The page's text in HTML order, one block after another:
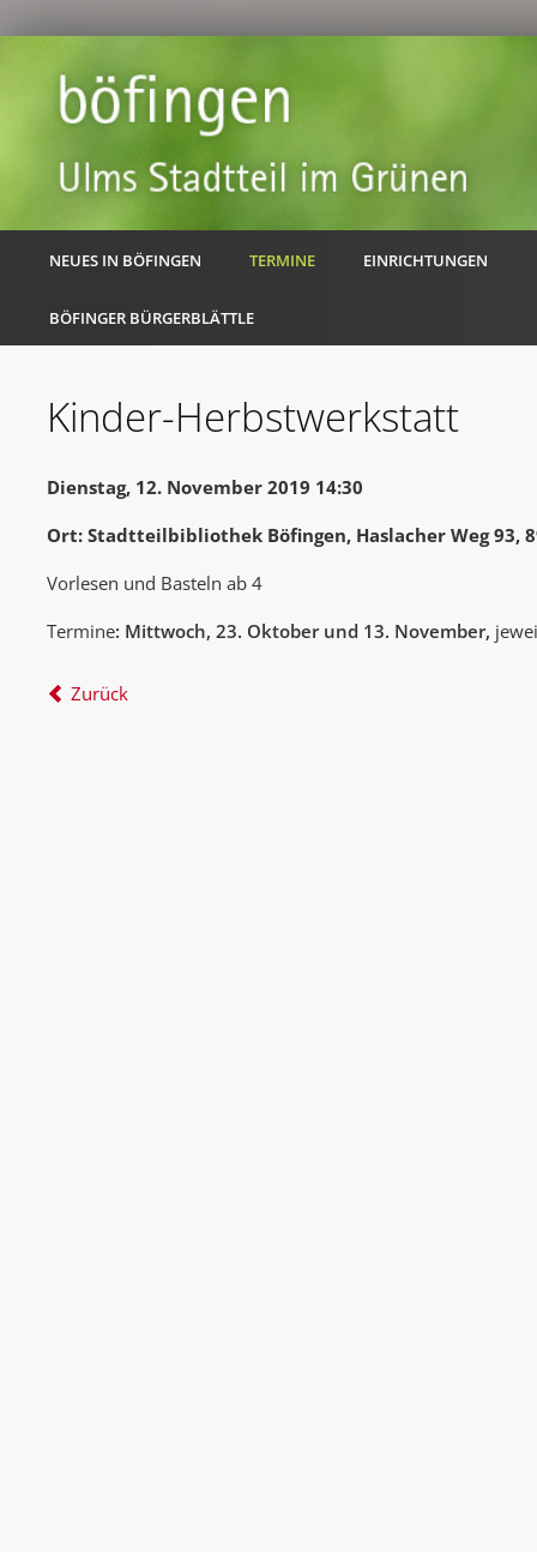
NEUES IN BÖFINGEN TERMINE EINRICHTUNGEN
BÖFINGER BÜRGERBLÄTTLE
Kinder-Herbstwerkstatt
Dienstag, 12. November 2019 14:30
Ort: Stadtteilbibliothek Böfingen, Haslacher Weg 93,
Vorlesen und Basteln ab 4
Termine: Mittwoch, 23. Oktober und 13. November,
Zurück